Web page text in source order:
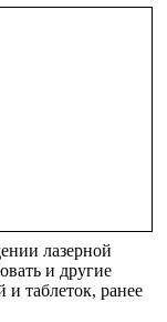
лазерной
и другие
и таблеток, ранее